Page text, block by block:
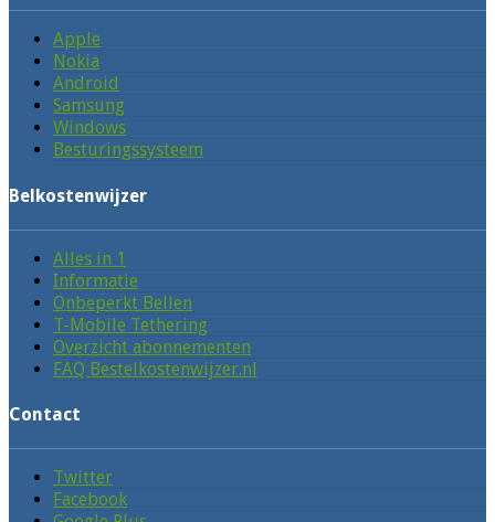
Apple
Nokia
Android
Samsung
Windows
Besturingssysteem
Belkostenwijzer
Alles in 1
Informatie
Onbeperkt Bellen
T-Mobile Tethering
Overzicht abonnementen
FAQ Bestelkostenwijzer.nl
Contact
Twitter
Facebook